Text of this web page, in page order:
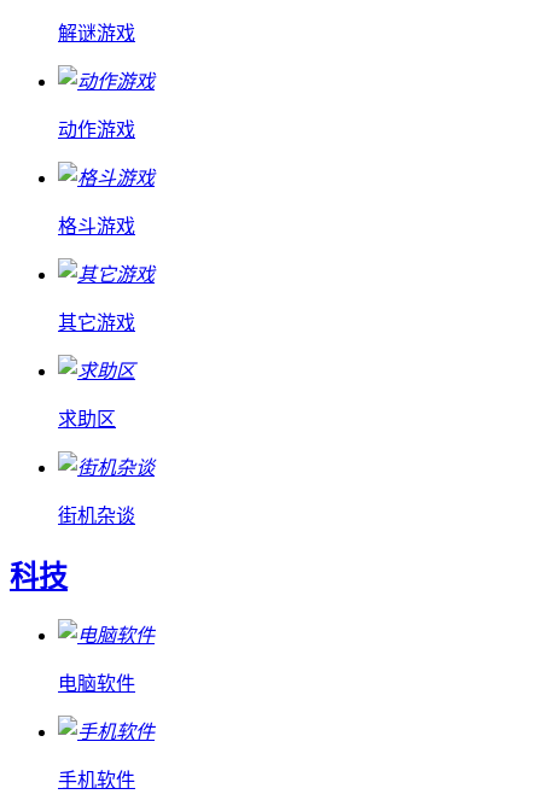
解谜游戏
动作游戏
格斗游戏
其它游戏
求助区
街机杂谈
科技
电脑软件
手机软件